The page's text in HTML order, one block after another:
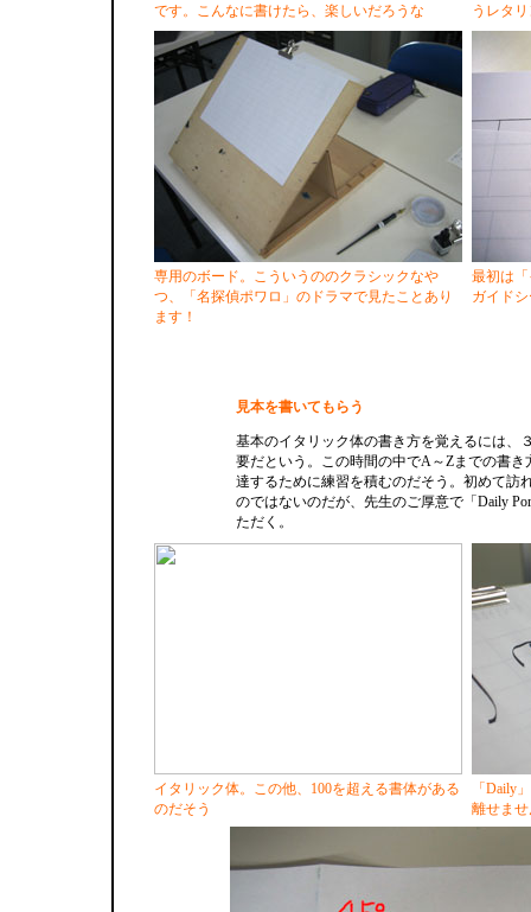
です。こんなに書けたら、楽しいだろうな
うレタ
専用のボード。こういうののクラシックなや
つ、「名探偵ポワロ」のドラマで見たことあり
ます！
最初は
ガイド
見本を書いてもらう
基本のイタリック体の書き方を覚えるには、
要だという。この時間の中でA～Zまでの書き
達するために練習を積むのだそう。初めて訪
のではないのだが、先生のご厚意で「Daily
ただく。
イタリック体。この他、100を超える書体がある
のだそう
「Daily
離せませ